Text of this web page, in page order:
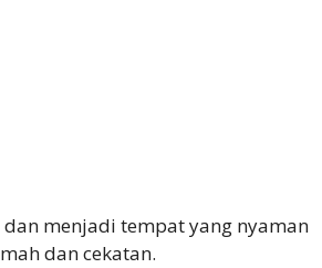
menjadi tempat yang nyaman
dan cekatan.